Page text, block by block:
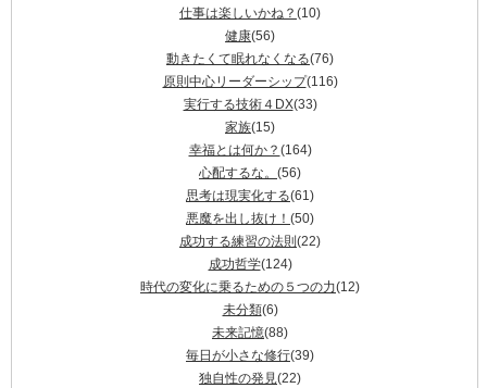
仕事は楽しいかね？ (10)
健康(56)
動きたくて眠れなくなる(76)
原則中心リーダーシップ(116)
実行する技術４DX(33)
家族(15)
幸福とは何か？ (164)
心配するな。 (56)
思考は現実化する(61)
悪魔を出し抜け！ (50)
成功する練習の法則 (22)
成功哲学(124)
時代の変化に乗るための５つの力(12)
未分類(6)
未来記憶(88)
毎日が小さな修行(39)
独自性の発見(22)